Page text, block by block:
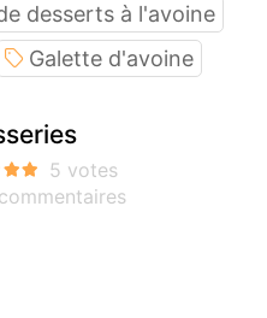
desserts à l'avoine
Galette d'avoine